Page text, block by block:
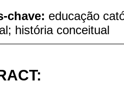
chave: educação
história conceitual